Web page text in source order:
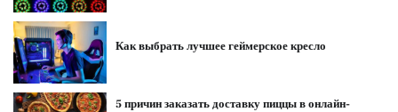
Как выбрать лучшее геймерское кресло
5 причин заказать доставку пиццы в онлайн-